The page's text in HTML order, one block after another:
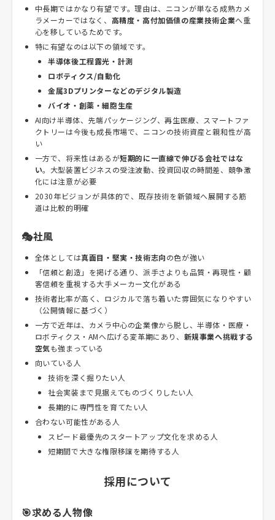
中長期ではかなり有望です。理由は、ニコンが単なる成熟カメ
ラメーカーではなく、 高精度・高付加価値の産業技術企業へ重
心を移しているためです。
特に有望なのは以下の領域です。
半導体後工程露光・計測
ロボティクス/自動化
金属3Dプリンターなどのデジタル製造
バイオ・創薬・細胞生産
AI向け半導体、先端パッケージング、再生医療、スマートファ
クトリーは今後も成長市場で、ニコンの技術資産と親和性が高
い
一方で、将来性はあるが短期的に一直線で伸びる会社ではな
い。大型装置ビジネスの受注波動、投資回収の時間差、競争激
化には注意が必要
2030年ビジョンが具体的で、既存技術を新領域へ展開する筋
道は比較的明確
🎭社風
全体としては真面目・堅実・技術志向の色が強い
「信頼と創造」を掲げる通り、派手さよりも品質・再現性・顧
客信頼を重視する大手メーカー文化がある
技術者比率が高く、ロジカルで落ち着いた雰囲気になりやすい
（公開情報に基づく）
一方で近年は、カメラ中心の企業像から脱し、半導体・医療・
ロボティクス・AMへ広げる変革期にあり、 新規事業へ挑戦する
空気も強まっている
向いている人
技術を深く掘りたい人
社会実装まで見据えてものづくりしたい人
長期的に専門性を育てたい人
合わない可能性がある人
スピード最優先のスタートアップ文化を求める人
短期間で大きな権限移譲を期待する人
採用について
🎯求める人物像